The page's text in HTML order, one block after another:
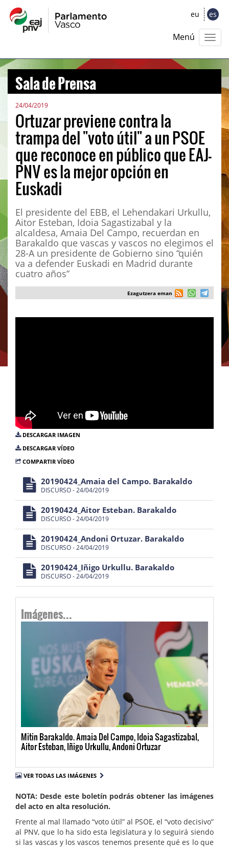
eu es
Menú
Sala de Prensa
24/04/2019
Ortuzar previene contra la
trampa del "voto útil" a un PSOE
que reconoce en público que EAJ-
PNV es la mejor opción en
Euskadi
El presidente del EBB, el Lehendakari Urkullu,
Aitor Esteban, Idoia Sagastizabal y la
alcaldesa, Amaia Del Campo, recuerdan en
Barakaldo que vascas y vascos no elegimos el
28-A un presidente de Gobierno sino “quién
va a defender Euskadi en Madrid durante
cuatro años”
Ezagutzera eman
DESCARGAR IMAGEN
DESCARGAR VÍDEO
COMPARTIR VÍDEO
20190424_Amaia del Campo. Barakaldo
DISCURSO - 24/04/2019
20190424_Aitor Esteban. Barakaldo
DISCURSO - 24/04/2019
20190424_Andoni Ortuzar. Barakaldo
DISCURSO - 24/04/2019
20190424_Iñigo Urkullu. Barakaldo
DISCURSO - 24/04/2019
Imágenes...
Mitin Barakaldo. Amaia Del Campo, Idoia Sagastizabal,
Aitor Esteban, Iñigo Urkullu, Andoni Ortuzar
VER TODAS LAS IMÁGENES
NOTA: Desde este boletín podrás obtener las imágenes
del acto en alta resolución.
Frente al mal llamado “voto útil” al PSOE, el “voto decisivo”
al PNV, que lo ha sido esta legislatura y lo seguirá siendo
si las vascas y los vascos tenemos presente qué es lo que